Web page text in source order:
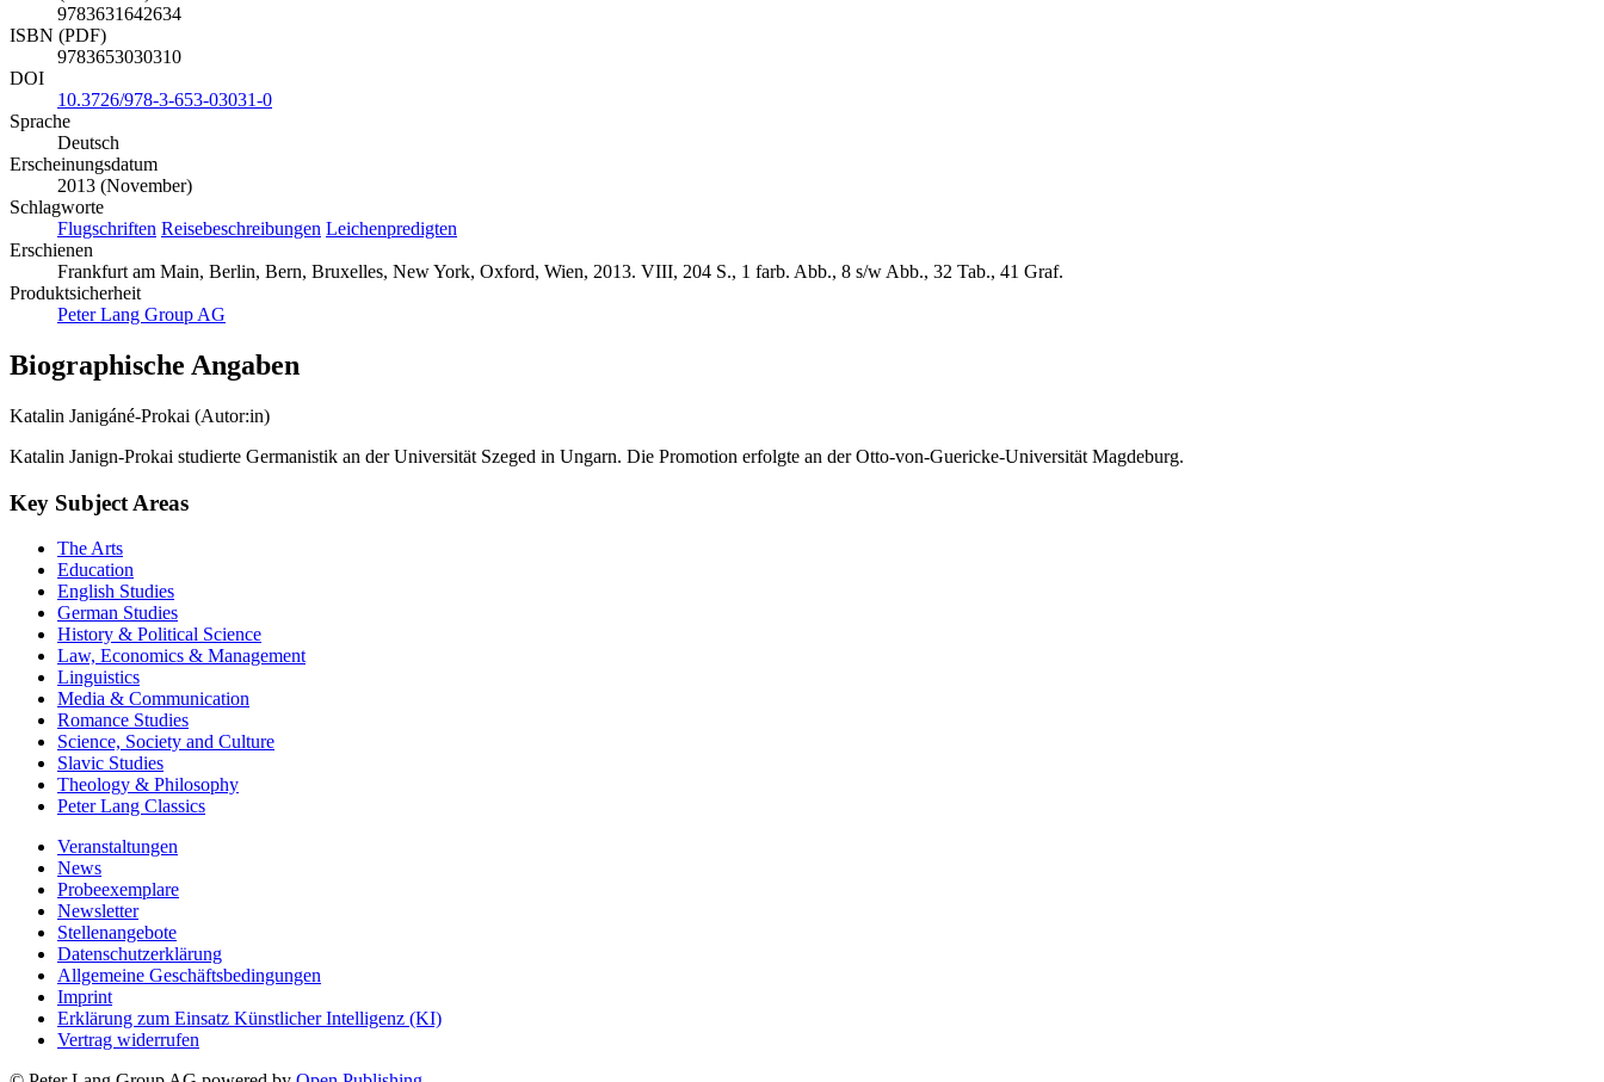
9783631642634
ISBN (PDF)
9783653030310
DOI
10.3726/978-3-653-03031-0
Sprache
Deutsch
Erscheinungsdatum
2013 (November)
Schlagworte
Flugschriften Reisebeschreibungen Leichenpredigten
Erschienen
Frankfurt am Main, Berlin, Bern, Bruxelles, New York, Oxford, Wien, 2013. VIII, 204 S., 1 farb. Abb., 8 s/w Abb., 32 Tab., 41 Graf.
Produktsicherheit
Peter Lang Group AG
Biographische Angaben
Katalin Janigáné-Prokai (Autor:in)
Katalin Janign-Prokai studierte Germanistik an der Universität Szeged in Ungarn. Die Promotion erfolgte an der Otto-von-Guericke-Universität Magdeburg.
Key Subject Areas
The Arts
Education
English Studies
German Studies
History & Political Science
Law, Economics & Management
Linguistics
Media & Communication
Romance Studies
Science, Society and Culture
Slavic Studies
Theology & Philosophy
Peter Lang Classics
Veranstaltungen
News
Probeexemplare
Newsletter
Stellenangebote
Datenschutzerklärung
Allgemeine Geschäftsbedingungen
Imprint
Erklärung zum Einsatz Künstlicher Intelligenz (KI)
Vertrag widerrufen